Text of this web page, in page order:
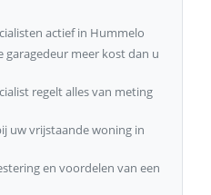
actief in Hummelo
meer kost dan u
regelt alles van meting
uw vrijstaande woning in
en voordelen van een